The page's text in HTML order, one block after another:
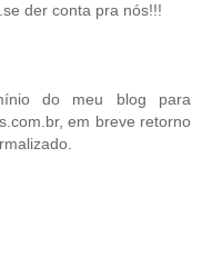
der conta pra nós!!!
do meu blog para
em breve retorno